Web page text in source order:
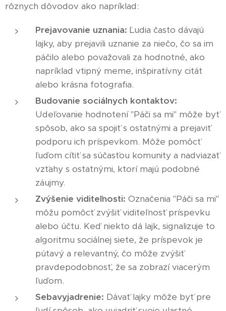
rôznych dôvodov ako napríklad:
Prejavovanie uznania: Ľudia často dávajú
lajky, aby prejavili uznanie za niečo, čo sa im
páčilo alebo považovali za hodnotné, ako
napríklad vtipný meme, inšpiratívny citát
alebo krásna fotografia.
Budovanie sociálnych kontaktov:
Udeľovanie hodnotení "Páči sa mi" môže byť
spôsob, ako sa spojiť s ostatnými a prejaviť
podporu ich príspevkom. Môže pomôcť
ľuďom cítiť sa súčasťou komunity a nadviazať
vzťahy s ostatnými, ktorí majú podobné
záujmy.
Zvýšenie viditeľnosti: Označenia "Páči sa mi"
môžu pomôcť zvýšiť viditeľnosť príspevku
alebo účtu. Keď niekto dá lajk, signalizuje to
algoritmu sociálnej siete, že príspevok je
pútavý a relevantný, čo môže zvýšiť
pravdepodobnosť, že sa zobrazí viacerým
ľuďom.
Sebavyjadrenie: Dávať lajky môže byť pre